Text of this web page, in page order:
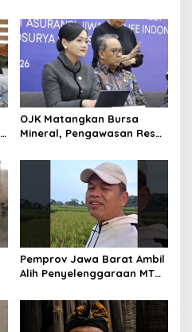
Masyarakat Jadi Fokus
APBD Jabar 2027
OJK Matangkan Bursa
Mineral, Pengawasan Resmi
Pemprov Jawa Barat Ambil
Alih Penyelenggaraan MTQ
Jadi Tuan Rumah